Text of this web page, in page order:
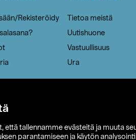
että tallennamme evästeitä ja muuta
parantamiseen ja käytön
Rekisteröidy Tietoa meistä
Uutishuone
Vastuullisuus
Ura